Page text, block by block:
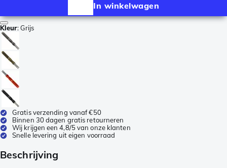
In winkelwagen
Kleur:Grijs
Gratis verzending vanaf €50
Binnen 30 dagen gratis retourneren
Wij krijgen een 4,8/5 van onze klanten
Snelle levering uit eigen voorraad
Beschrijving